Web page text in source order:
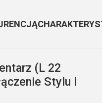
(L 22
Stylu i